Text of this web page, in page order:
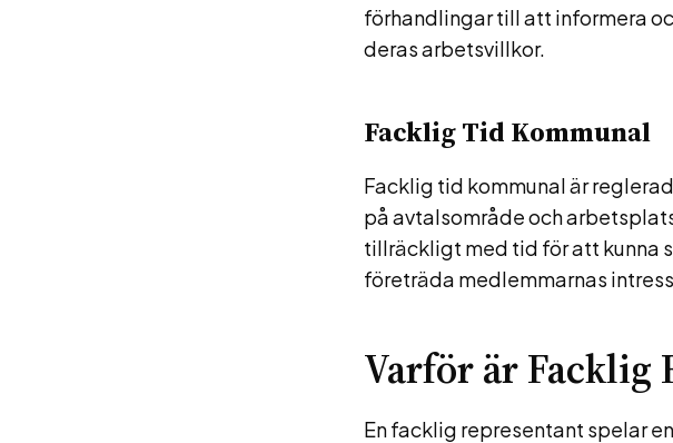
förhandlingar till att informera
deras arbetsvillkor.
Facklig Tid Kommunal
Facklig tid kommunal är
på avtalsområde och
tillräckligt med tid för att kunna
företräda medlemmarnas
Varför är Facklig
En facklig representant spelar